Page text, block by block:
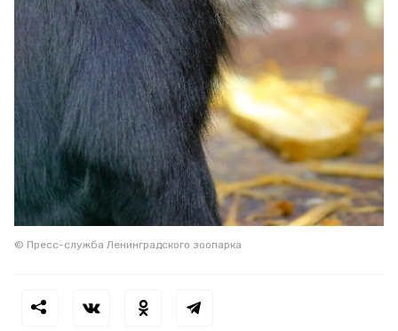
© Пресс-служба Ленинградского зоопарка